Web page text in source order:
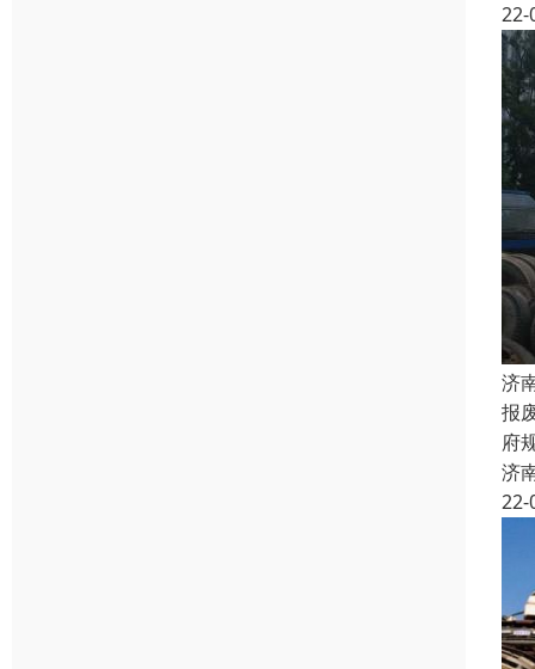
22-
济
报
府
济
22-